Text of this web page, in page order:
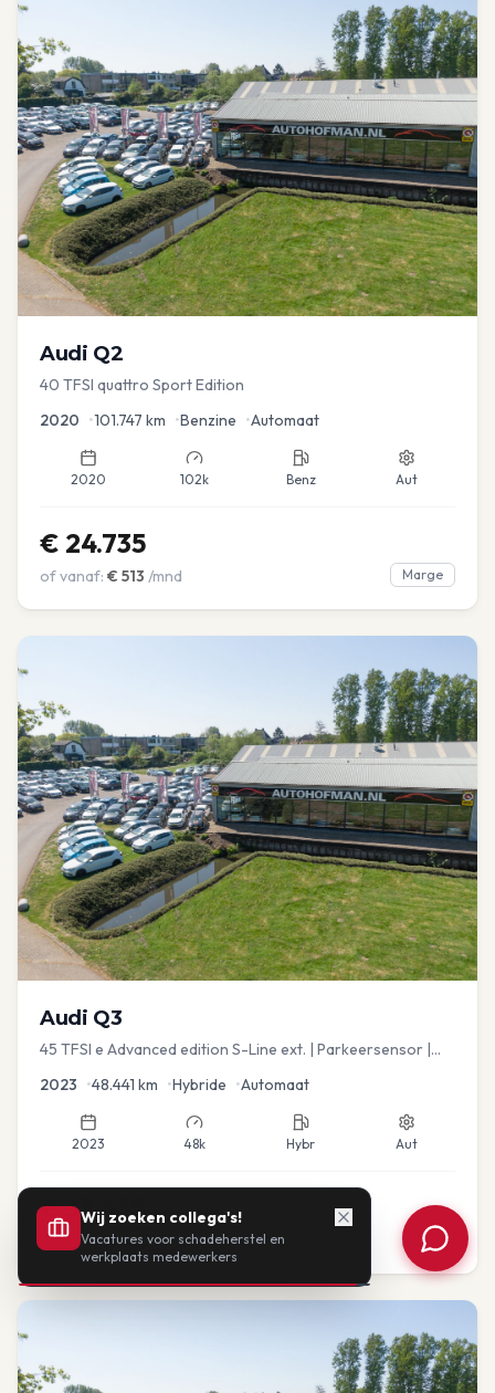
Audi Q2
40 TFSI quattro Sport Edition
2020 •101.747 km •Benzine •Automaat
2020 102k Benz Aut
€ 24.735
of vanaf: € 513 /mnd Marge
Audi Q3
45 TFSI e Advanced edition S-Line ext. | Parkeersensor |
2023 •48.441 km •Hybride •Automaat
2023 48k Hybr Aut
€33.435
of vanaf: €693/mnd BTW
Wij zoeken collega's!
Vacatures voor schadeherstel en
werkplaats medewerkers